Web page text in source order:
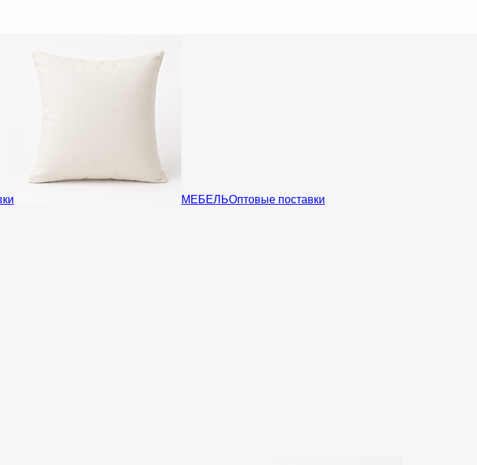
МЕБЕЛЬОптовые поставки